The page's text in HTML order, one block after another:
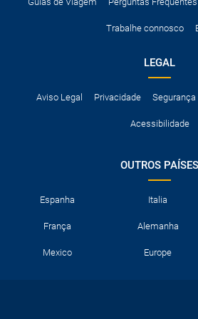
Trabalhe connosco
LEGAL
Aviso Legal Privacidade Segurança
Acessibilidade
OUTROS PAÍSES
Espanha Italia
França Alemanha
Mexico Europe